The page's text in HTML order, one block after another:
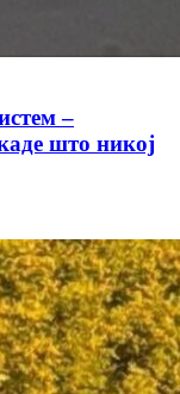
–
што никој